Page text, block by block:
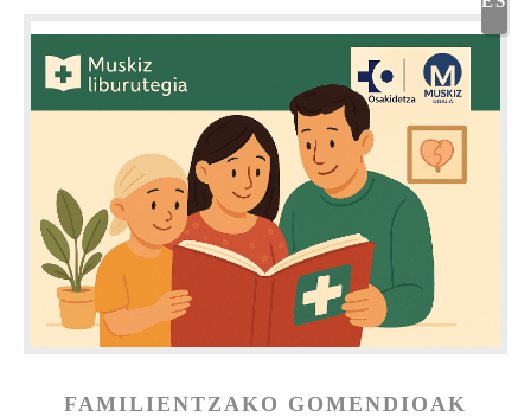
FAMILIENTZAKO GOMENDIOAK